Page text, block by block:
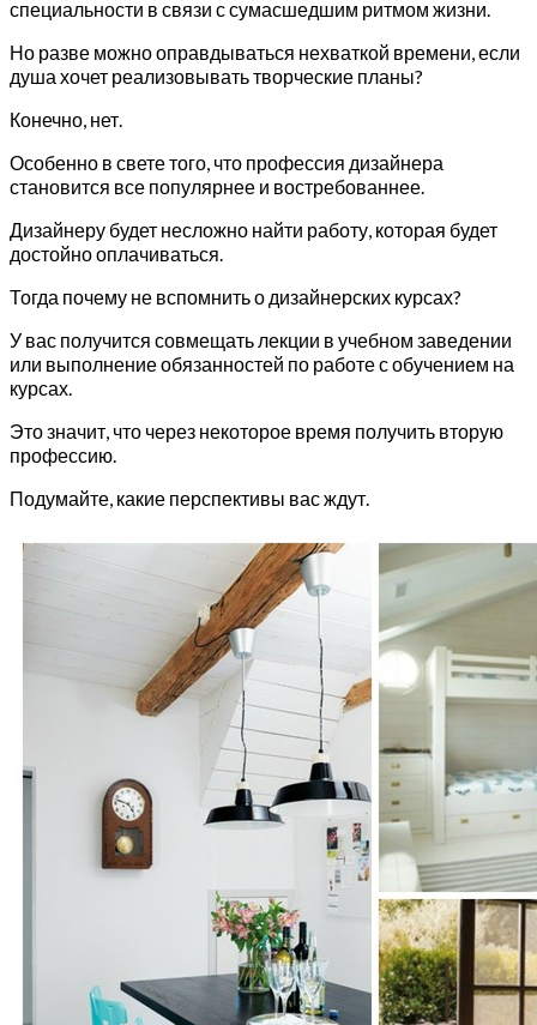
специальности в связи с сумасшедшим ритмом жизни.
Но разве можно оправдываться нехваткой времени, если
душа хочет реализовывать творческие планы?
Конечно, нет.
Особенно в свете того, что профессия дизайнера
становится все популярнее и востребованнее.
Дизайнеру будет несложно найти работу, которая будет
достойно оплачиваться.
Тогда почему не вспомнить о дизайнерских курсах?
У вас получится совмещать лекции в учебном заведении
или выполнение обязанностей по работе с обучением на
курсах.
Это значит, что через некоторое время получить вторую
профессию.
Подумайте, какие перспективы вас ждут.